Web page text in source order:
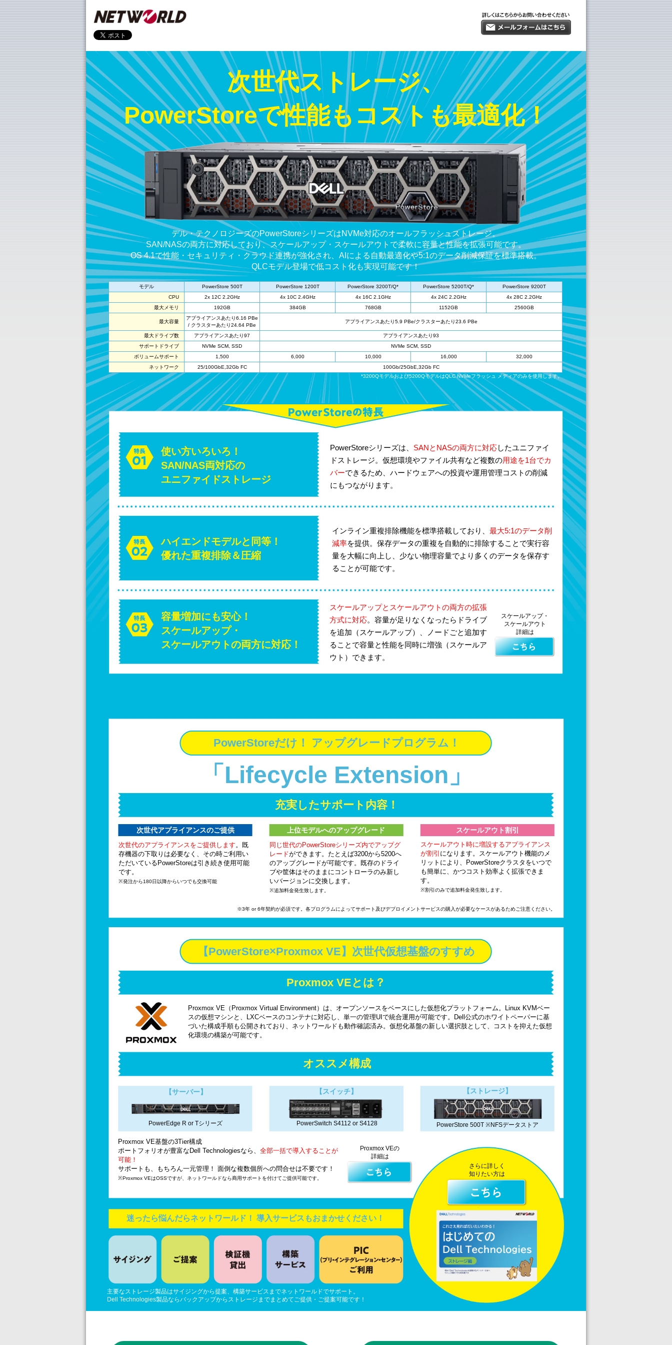
次世代ストレージ、
PowerStoreで性能もコストも最適化！
デル・テクノロジーズのPowerStoreシリーズはNVMe対応のオールフラッシュストレージ。
SAN/NASの両方に対応しており、スケールアップ・スケールアウトで柔軟に容量と性能を拡張可能です。
OS 4.1で性能・セキュリティ・クラウド連携が強化され、AIによる自動最適化や5:1のデータ削減保証を標準搭載。
QLCモデル登場で低コスト化も実現可能です！
モデル PowerStore 500T PowerStore 1200T PowerStore 3200T/Q* PowerStore 5200T/Q*
PowerStore 9200T
CPU
2x 12C 2.2GHz 4x 10C 2.4GHz 4x 16C 2.1GHz 4x 24C 2.2GHz
4x 28C 2.2GHz
最大メモリ
192GB 384GB 768GB 1152GB 2560GB
最大容量
アプライアンスあたり6.16 PBe
/ クラスターあたり24.64 PBe
アプライアンスあたり5.9 PBe/クラスターあたり23.6 PBe
最大ドライブ数 アプライアンスあたり97
アプライアンスあたり93
サポートドライブ
NVMe SCM, SSD
NVMe SCM, SSD
ボリュームサポート
1,500 6,000 10,000 16,000
32,000
ネットワーク
25/100GbE,32Gb FC
100Gb/25GbE,32Gb FC
*3200Qモデルおよび5200QモデルはQLC NVMeフラッシュ メディアのみを使用します。
使い方いろいろ！
SAN/NAS両対応の
ユニファイドストレージ
PowerStoreシリーズは、 SANとNASの両方に対応したユニファイ
ドストレージ。仮想環境やファイル共有など複数の用途を1台でカ
バーできるため、ハードウェアへの投資や運用管理コストの削減
にもつながります。
ハイエンドモデルと同等！
優れた重複排除＆圧縮
インライン重複排除機能を標準搭載しており、 最大5:1のデータ削
減率を提供。保存データの重複を自動的に排除することで実行容
量を大幅に向上し、少ない物理容量でより多くのデータを保存す
ることが可能です。
容量増加にも安心！
スケールアップ・
スケールアウトの両方に対応！
スケールアップとスケールアウトの両方の拡張
方式に対応。容量が足りなくなったらドライブ
を追加（スケールアップ）、ノードごと追加す
ることで容量と性能を同時に増強（スケールア
ウト）できます。
スケールアップ・
スケールアウト
詳細は
PowerStoreだけ！ アップグレードプログラム！
「Lifecycle Extension」
充実したサポート内容！
次世代アプライアンスのご提供
次世代のアプライアンスをご提供します。既
存機器の下取りは必要なく、その時ご利用い
ただいているPowerStoreは引き続き使用可能
です。
※発注から180日以降からいつでも交換可能
上位モデルへのアップグレード
同じ世代のPowerStoreシリーズ内でアップグ
レードができます。たとえば3200から5200へ
のアップグレードが可能です。既存のドライ
ブや筐体はそのままにコントローラのみ新し
いバージョンに交換します。
※追加料金発生致します。
スケールアウト割引
スケールアウト時に増設するアプライアンス
が割引 になります。スケールアウト機能のメ
リットにより、PowerStoreクラスタをいつで
も簡単に、かつコスト効率よく拡張できま
す。
※割引のみで追加料金発生致します。
※3年 or 6年契約が必須です。各プログラムによってサポート及びデプロイメントサービスの購入が必要なケースがあるためご注意ください。
【PowerStore×Proxmox VE】次世代仮想基盤のすすめ
Proxmox VEとは？
Proxmox VE（Proxmox Virtual Environment）は、オープンソースをベースにした仮想化プラットフォーム。Linux KVMベー
スの仮想マシンと、LXCベースのコンテナに対応し、単一の管理UIで統合運用が可能です。Dell公式のホワイトペーパーに基
づいた構成手順も公開されており、ネットワールドも動作確認済み。仮想化基盤の新しい選択肢として、コストを抑えた仮想
化環境の構築が可能です。
オススメ構成
【サーバー】
PowerEdge R or Tシリーズ
【スイッチ】
PowerSwitch S4112 or S4128
【ストレージ】
PowerStore 500T ※NFSデータストア
Proxmox VE基盤の3Tier構成
ポートフォリオが豊富なDell Technologiesなら、 全部一括で導入することが
可能！
サポートも、もちろん一元管理！ 面倒な複数個所への問合せは不要です！
※Proxmox VEはOSSですが、ネットワールドなら商用サポートを付けてご提供可能です。
Proxmox VEの
詳細は
迷ったら悩んだらネットワールド！ 導入サービスもおまかせください！
主要なストレージ製品はサイジングから提案、構築サービスまでネットワールドでサポート。
Dell Technologies製品ならバックアップからストレージまでまとめてご提供・ご提案可能です！
さらに詳しく
知りたい方は